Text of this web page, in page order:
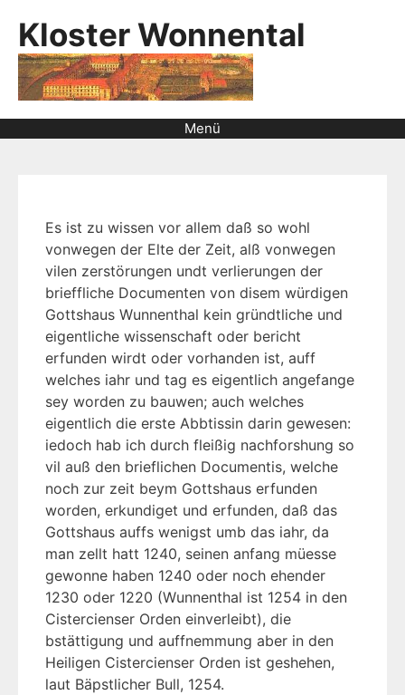
Kloster Wonnental
Menü
Es ist zu wissen vor allem daß so wohl
vonwegen der Elte der Zeit, alß vonwegen
vilen zerstörungen undt verlierungen der
brieffliche Documenten von disem würdigen
Gottshaus Wunnenthal kein gründtliche und
eigentliche wissenschaft oder bericht
erfunden wirdt oder vorhanden ist, auff
welches iahr und tag es eigentlich angefange
sey worden zu bauwen; auch welches
eigentlich die erste Abbtissin darin gewesen:
iedoch hab ich durch fleißig nachforshung so
vil auß den brieflichen Documentis, welche
noch zur zeit beym Gottshaus erfunden
worden, erkundiget und erfunden, daß das
Gottshaus auffs wenigst umb das iahr, da
man zellt hatt 1240, seinen anfang müesse
gewonne haben 1240 oder noch ehender
1230 oder 1220 (Wunnenthal ist 1254 in den
Cistercienser Orden einverleibt), die
bstättigung und auffnemmung aber in den
Heiligen Cistercienser Orden ist geshehen,
laut Bäpstlicher Bull, 1254.